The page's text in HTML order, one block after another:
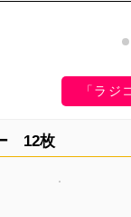
「ラ
12枚